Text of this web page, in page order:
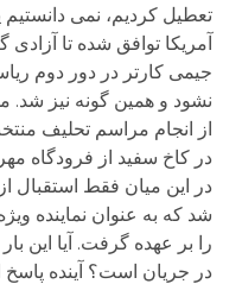
تعطیل کردیم، نمی
آمریکا توافق شده تا
جیمی کارتر در دور دوم
نشود و همین گونه نیز شد.
از انجام مراسم تحلیف
در کاخ سفید از فرودگاه
در این میان فقط استقبال
شد که به عنوان نماینده
را بر عهده گرفت. آیا این
در جریان است؟ آینده